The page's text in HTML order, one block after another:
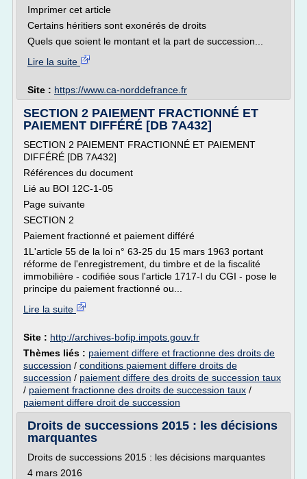
Imprimer cet article
Certains héritiers sont exonérés de droits
Quels que soient le montant et la part de succession...
Lire la suite
Site : https://www.ca-norddefrance.fr
SECTION 2 PAIEMENT FRACTIONNÉ ET
PAIEMENT DIFFÉRÉ [DB 7A432]
SECTION 2 PAIEMENT FRACTIONNÉ ET PAIEMENT
DIFFÉRÉ [DB 7A432]
Références du document
Lié au BOI 12C-1-05
Page suivante
SECTION 2
Paiement fractionné et paiement différé
1L'article 55 de la loi n° 63-25 du 15 mars 1963 portant
réforme de l'enregistrement, du timbre et de la fiscalité
immobilière - codifiée sous l'article 1717-I du CGI - pose le
principe du paiement fractionné ou...
Lire la suite
Site : http://archives-bofip.impots.gouv.fr
Thèmes liés : paiement differe et fractionne des droits de
succession / conditions paiement differe droits de
succession / paiement differe des droits de succession taux
/ paiement fractionne des droits de succession taux /
paiement differe droit de succession
Droits de successions 2015 : les décisions
marquantes
Droits de successions 2015 : les décisions marquantes
4 mars 2016